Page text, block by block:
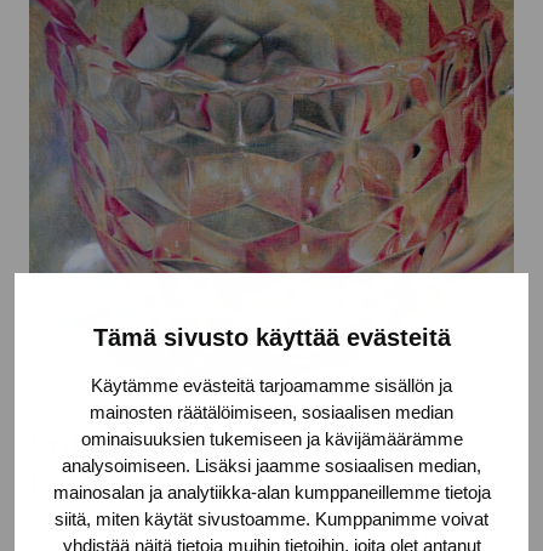
Tämä sivusto käyttää evästeitä
Käytämme evästeitä tarjoamamme sisällön ja
mainosten räätälöimiseen, sosiaalisen median
ominaisuuksien tukemiseen ja kävijämäärämme
analysoimiseen. Lisäksi jaamme sosiaalisen median,
mainosalan ja analytiikka-alan kumppaneillemme tietoja
siitä, miten käytät sivustoamme. Kumppanimme voivat
yhdistää näitä tietoja muihin tietoihin, joita olet antanut
Stiftelsen Pro Artibus samling
består av över 1500 konstverk
Största delen av verken är modern och